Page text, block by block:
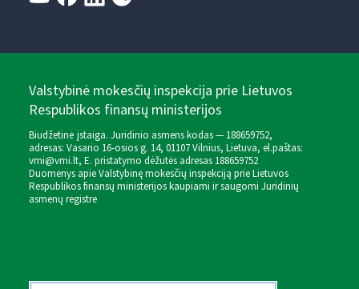
Valstybinė mokesčių inspekcija prie Lietuvos
Respublikos finansų ministerijos
Biudžetinė įstaiga. Juridinio asmens kodas — 188659752,
adresas: Vasario 16-osios g. 14, 01107 Vilnius, Lietuva, el.paštas:
vmi@vmi.lt, E. pristatymo dėžutės adresas 188659752
Duomenys apie Valstybinę mokesčių inspekciją prie Lietuvos
Respublikos finansų ministerijos kaupiami ir saugomi Juridinių
asmenų registre